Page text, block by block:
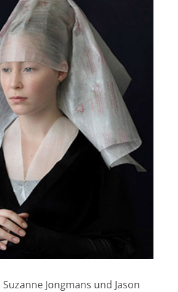
Jongmans und Jason